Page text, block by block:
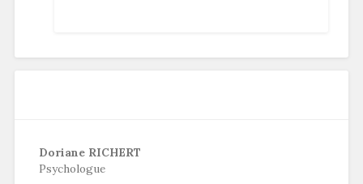
Doriane RICHERT
Psychologue